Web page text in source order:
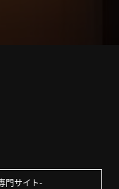
門サイト